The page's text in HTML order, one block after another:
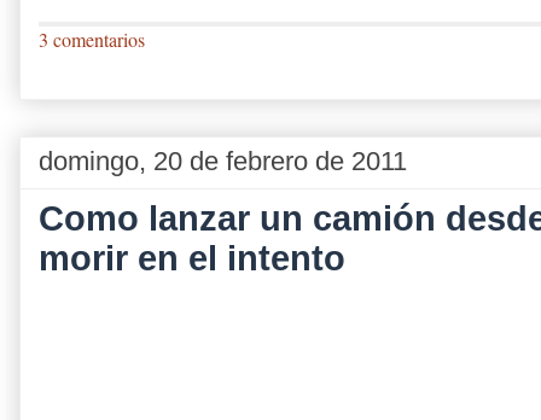
3 comentarios
domingo, 20 de febrero de 2011
Como lanzar un camión
morir en el intento